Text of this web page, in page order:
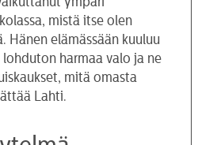
mistä itse olen
Hänen elämässään kuuluu
lohduton harmaa valo ja ne
mitä omasta
Lahti.